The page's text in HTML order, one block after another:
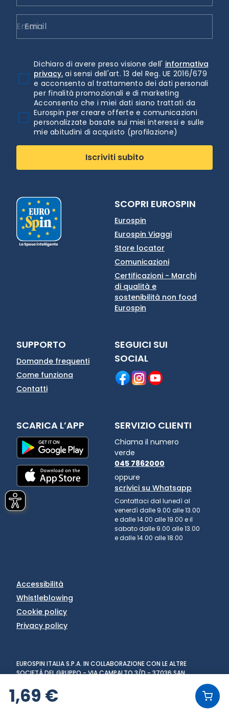
1,69 €
Email
Dichiaro di avere preso visione dell' informativa
privacy. ai sensi dell'art. 13 del Reg. UE 2016/679
e acconsento al trattamento dei dati personali
per finalità promozionali e di marketing
Acconsento che i miei dati siano trattati da
Eurospin per creare offerte e comunicazioni
personalizzate basate sui miei interessi e sulle
mie abitudini di acquisto (profilazione)
Iscriviti subito
SCOPRI EUROSPIN
Eurospin
Eurospin Viaggi
Store locator
Comunicazioni
Certificazioni - Marchi
di qualità e
sostenibilità non food
Eurospin
SUPPORTO
Domande frequenti
Come funziona
Contatti
SEGUICI SUI
SOCIAL
SCARICA L’APP SERVIZIO CLIENTI
Chiama il numero
verde
045 7862000
oppure
scrivici su Whatsapp
Contattaci dal lunedì al
venerdì dalle 9.00 alle 13.00
e dalle 14.00 alle 19.00 e il
sabato dalle 9.00 alle 13.00
e dalle 14.00 alle 18.00
Accessibilità
Whistleblowing
Cookie policy
Privacy policy
EUROSPIN ITALIA S.P.A. IN COLLABORAZIONE CON LE ALTRE
SOCIETÀ DEL GRUPPO - VIA CAMPALTO 3/D - 37036 SAN
MARTINO BUON ALBERGO (VR) - FAX +39 045 8782333 - PARTITA
IVA 02536510239
VERSIONE: 1.6.0